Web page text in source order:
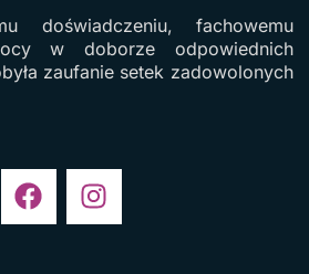
doświadczeniu, fachowemu
w doborze odpowiednich
zaufanie setek zadowolonych